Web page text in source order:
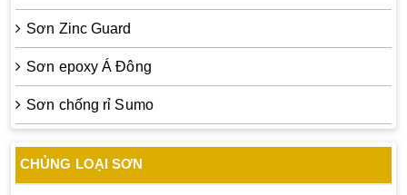
Sơn Zinc Guard
Sơn epoxy Á Đông
Sơn chống rỉ Sumo
CHỦNG LOẠI SƠN